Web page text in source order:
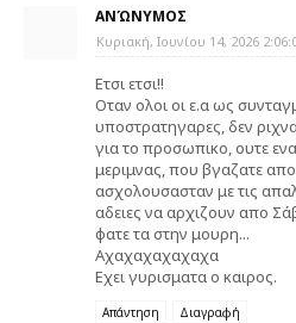
ΑΝΏΝΥΜΟΣ
Κυριακή, Ιουνίου 14, 2026
Ετσι ετσι!!
Οταν ολοι οι ε.α ως
υποστρατηγαρες, δεν
για το προσωπικο, ουτε
μεριμνας, που βγαζατε απο
ασχολουσασταν με τις
αδειες να αρχιζουν απο
φατε τα στην μουρη...
Αχαχαχαχαχαχα
Εχει γυρισματα ο καιρος.
Απάντηση Διαγραφή